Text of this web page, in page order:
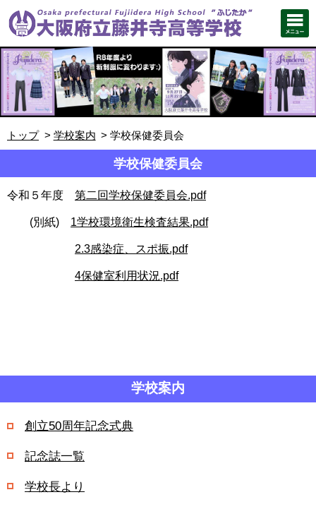
トップ 学校案内 学校保健委員会
学校保健委員会
令和５年度 第二回学校保健委員会.pdf
(別紙) 1学校環境衛生検査結果.pdf
2.3感染症、スポ振.pdf
4保健室利用状況.pdf
学校案内
創立50周年記念式典
記念誌一覧
学校長より